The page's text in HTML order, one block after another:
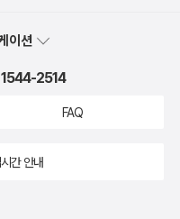
이션
1544-2514
FAQ
간 안내